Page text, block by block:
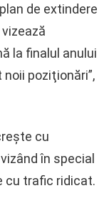
de extindere
la finalul anului
poziţionări”,
cu
în special
cu trafic ridicat.